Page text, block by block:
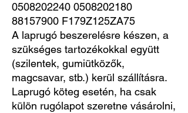
0508202240 0508202180
88157900 F179Z125ZA75
A laprugó beszerelésre készen, a
szükséges tartozékokkal együtt
(szilentek, gumiütközők,
magcsavar, stb.) kerül szállításra.
Laprugó köteg esetén, ha csak
külön rugólapot szeretne vásárolni,